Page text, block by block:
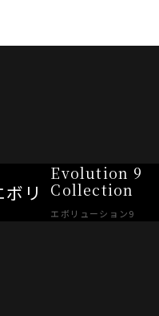
Evolution 9
Collection
エボリューション9